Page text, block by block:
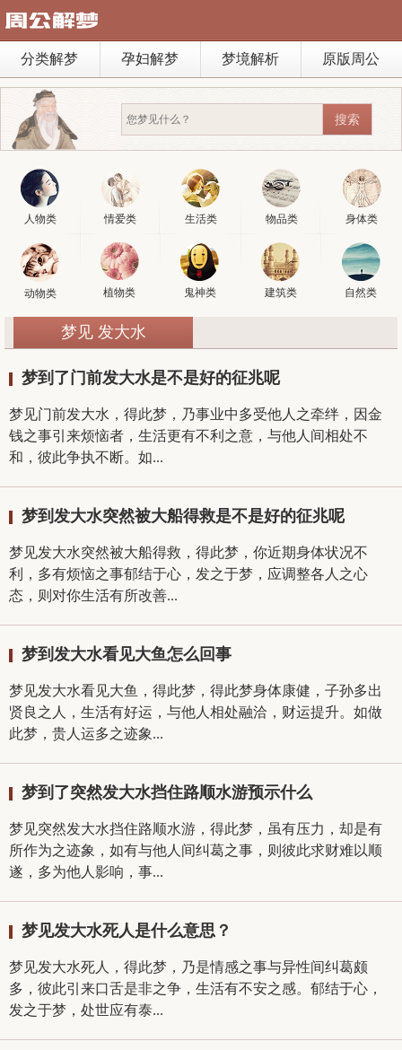
分类解梦 孕妇解梦 梦境解析 原版周公
人物类 情爱类 生活类 物品类 身体类
动物类 植物类 鬼神类 建筑类 自然类
梦见 发大水
梦到了门前发大水是不是好的征兆呢
梦见门前发大水，得此梦，乃事业中多受他人之牵绊，因金
钱之事引来烦恼者，生活更有不利之意，与他人间相处不
和，彼此争执不断。如...
梦到发大水突然被大船得救是不是好的征兆呢
梦见发大水突然被大船得救，得此梦，你近期身体状况不
利，多有烦恼之事郁结于心，发之于梦，应调整各人之心
态，则对你生活有所改善...
梦到发大水看见大鱼怎么回事
梦见发大水看见大鱼，得此梦，得此梦身体康健，子孙多出
贤良之人，生活有好运，与他人相处融洽，财运提升。如做
此梦，贵人运多之迹象...
梦到了突然发大水挡住路顺水游预示什么
梦见突然发大水挡住路顺水游，得此梦，虽有压力，却是有
所作为之迹象，如有与他人间纠葛之事，则彼此求财难以顺
遂，多为他人影响，事...
梦见发大水死人是什么意思？
梦见发大水死人，得此梦，乃是情感之事与异性间纠葛颇
多，彼此引来口舌是非之争，生活有不安之感。郁结于心，
发之于梦，处世应有泰...